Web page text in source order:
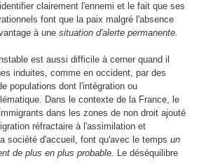
clairement l'ennemi et le fait que ses
font que la paix malgré l'absence
à une situation d'alerte permanente.
est aussi difficile à cerner quand il
induites, comme en occident, par des
populations dont l'intégration ou
Dans le contexte de la France, le
dans les zones de non droit ajouté
réfractaire à l'assimilation et
société d'accueil, font qu'avec le temps un
de plus en plus probable. Le déséquilibre